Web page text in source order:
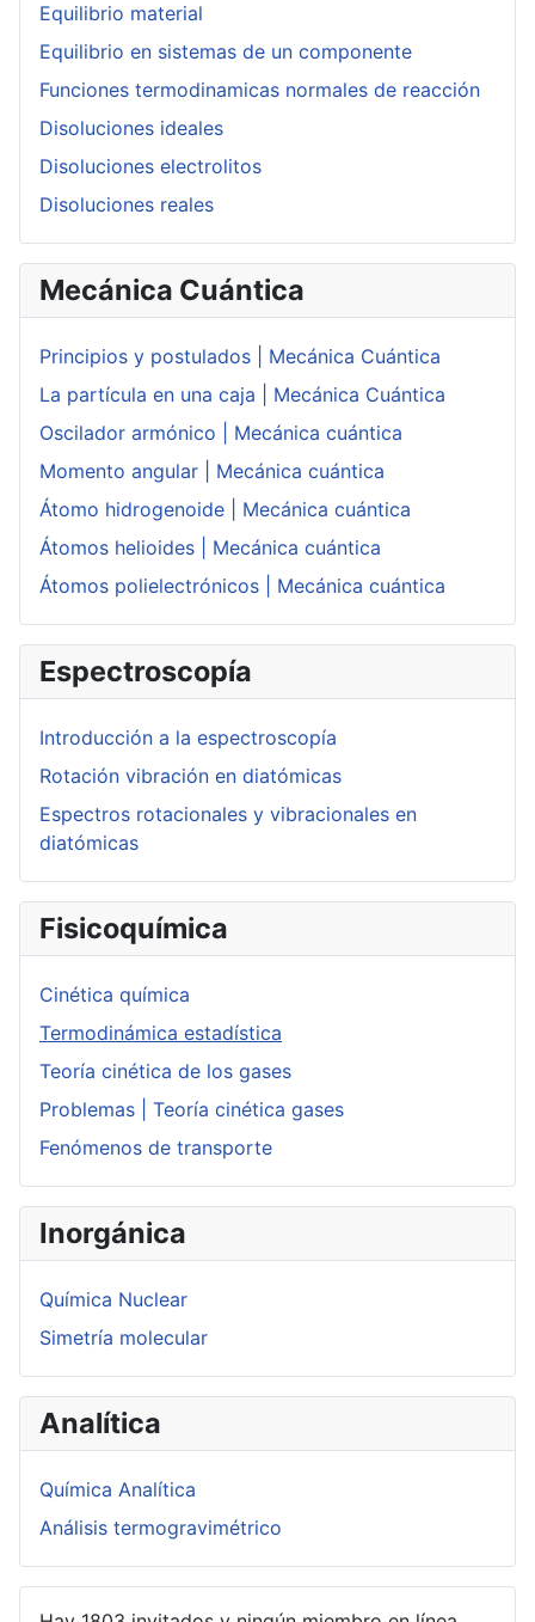
Equilibrio material
Equilibrio en sistemas de un componente
Funciones termodinamicas normales de reacción
Disoluciones ideales
Disoluciones electrolitos
Disoluciones reales
Mecánica Cuántica
Principios y postulados | Mecánica Cuántica
La partícula en una caja | Mecánica Cuántica
Oscilador armónico | Mecánica cuántica
Momento angular | Mecánica cuántica
Átomo hidrogenoide | Mecánica cuántica
Átomos helioides | Mecánica cuántica
Átomos polielectrónicos | Mecánica cuántica
Espectroscopía
Introducción a la espectroscopía
Rotación vibración en diatómicas
Espectros rotacionales y vibracionales en
diatómicas
Fisicoquímica
Cinética química
Termodinámica estadística
Teoría cinética de los gases
Problemas | Teoría cinética gases
Fenómenos de transporte
Inorgánica
Química Nuclear
Simetría molecular
Analítica
Química Analítica
Análisis termogravimétrico